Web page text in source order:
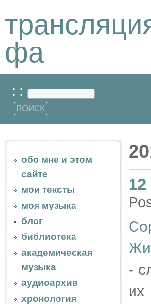
фа
: :
обо мне и этом
сайте
мои тексты
моя музыка
блог
библиотека
академическая
музыка
аудиоархив
хронология
-
их